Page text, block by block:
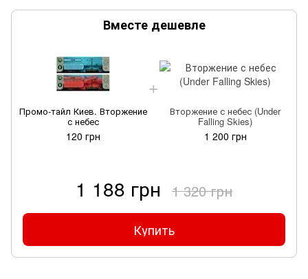
Вместе дешевле
Промо-тайл Киев. Вторжение
с небес
120 грн
Вторжение с небес (Under
Falling Skies)
1 200 грн
1 188 грн 1 320 грн
Купить